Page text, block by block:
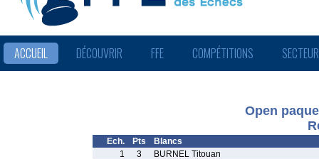
ACCUEIL DÉCOUVRIR FFE COMPÉTITIONS
Open
Ech. Pts
Blancs
1
3
BURNEL Titouan